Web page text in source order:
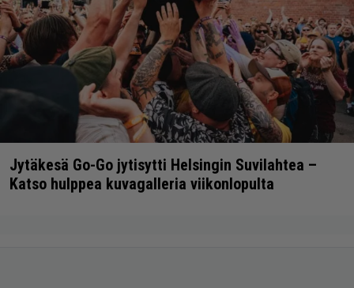
Jytäkesä Go-Go jytisytti Helsingin Suvilahtea –
Katso hulppea kuvagalleria viikonlopulta